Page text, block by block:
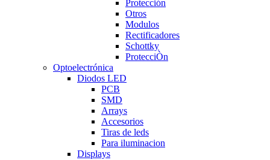
Protección
Otros
Modulos
Rectificadores
Schottky
ProtecciÒn
Optoelectrónica
Diodos LED
PCB
SMD
Arrays
Accesorios
Tiras de leds
Para iluminacion
Displays